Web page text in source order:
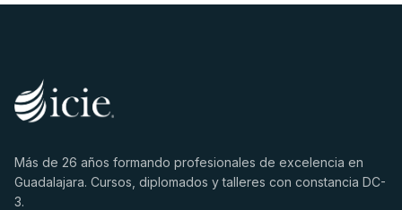
Más de 26 años formando profesionales de excelencia en
Guadalajara. Cursos, diplomados y talleres con constancia DC-
3.